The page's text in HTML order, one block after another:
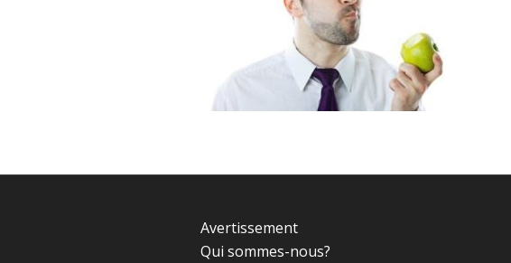
Avertissement
Qui sommes-nous?